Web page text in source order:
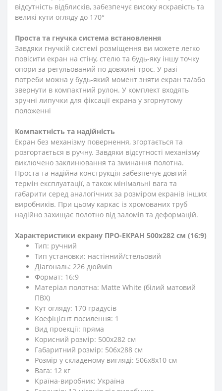
відсутність відблисків, забезпечує високу яскравість та
великі кути огляду до 170°
Проста та гнучка система встановлення
Завдяки гнучкій системі розміщення ви можете легко
повісити екран на стіну, стелю та будь-яку іншу точку
опори за регульований по довжині трос. У разі
потреби можна у будь-який момент зняти екран та/або
звернути в компактний рулон. У комплект входять
зручні липучки для фіксації екрана у згорнутому
положенні
Компактність та надійність
Екран без механізму повернення, згортається та
розгортається в ручну. Завдяки відсутності механізму
виключено заклинювання та зминання полотна.
Проста та надійна конструкція забезпечує довгий
термін експлуатації, а також мінімальні вага та
габарити серед аналогічних за розміром екранів інших
виробників. При цьому каркас із хромованих труб
надійно захищає полотно від заломів та деформацій.
Характеристики екрану ПРО-ЕКРАН 500х282 см (16:9)
Тип: ручний
Тип установки: настінний/стельовий
Діагональ: 226 дюймів
Формат: 16:9
Матеріал полотна: Matte White (білий матовий
ПВХ)
Кут огляду: 170 градусів
Коефіцієнт посилення: 1
Вид проекції: пряма
Корисний розмір: 500х282 см
Габаритний розмір: 506х288 см
Розмір у складеному вигляді: 506х8х10 см
Вага: 12 кг
Країна-виробник: Україна